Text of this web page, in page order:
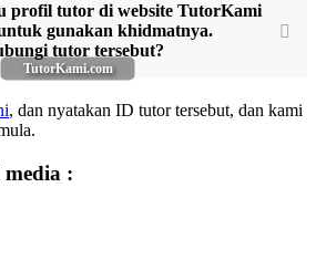
TutorKami.com
profil tutor di website TutorKami
gunakan khidmatnya.
tutor tersebut?
, dan nyatakan ID tutor tersebut, dan kami
media :